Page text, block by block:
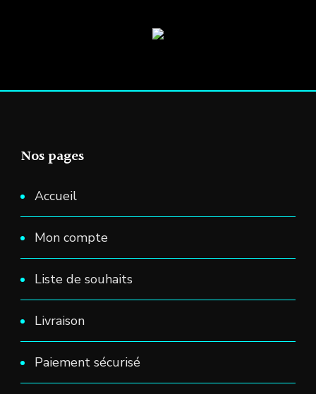
Nos pages
Accueil
Mon compte
Liste de souhaits
Livraison
Paiement sécurisé